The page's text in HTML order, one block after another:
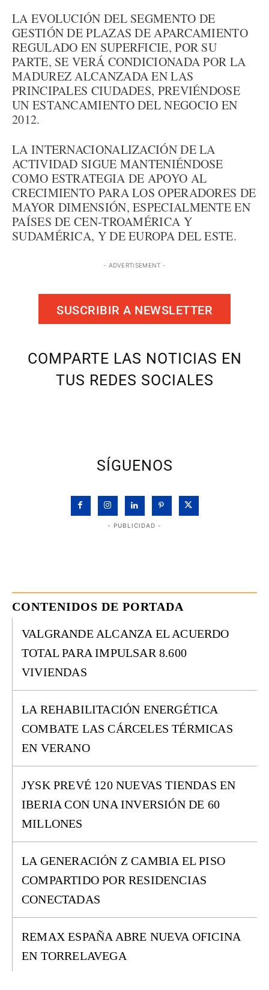
LA EVOLUCIÓN DEL SEGMENTO DE
GESTIÓN DE PLAZAS DE APARCAMIENTO
REGULADO EN SUPERFICIE, POR SU
PARTE, SE VERÁ CONDICIONADA POR LA
MADUREZ ALCANZADA EN LAS
PRINCIPALES CIUDADES, PREVIÉNDOSE
UN ESTANCAMIENTO DEL NEGOCIO EN
2012.
LA INTERNACIONALIZACIÓN DE LA
ACTIVIDAD SIGUE MANTENIÉNDOSE
COMO ESTRATEGIA DE APOYO AL
CRECIMIENTO PARA LOS OPERADORES DE
MAYOR DIMENSIÓN, ESPECIALMENTE EN
PAÍSES DE CEN-TROAMÉRICA Y
SUDAMÉRICA, Y DE EUROPA DEL ESTE.
- ADVERTISEMENT -
SUSCRIBIR A NEWSLETTER
COMPARTE LAS NOTICIAS EN
TUS REDES SOCIALES
SÍGUENOS
- PUBLICIDAD -
CONTENIDOS DE PORTADA
VALGRANDE ALCANZA EL ACUERDO
TOTAL PARA IMPULSAR 8.600
VIVIENDAS
LA REHABILITACIÓN ENERGÉTICA
COMBATE LAS CÁRCELES TÉRMICAS
EN VERANO
JYSK PREVÉ 120 NUEVAS TIENDAS EN
IBERIA CON UNA INVERSIÓN DE 60
MILLONES
LA GENERACIÓN Z CAMBIA EL PISO
COMPARTIDO POR RESIDENCIAS
CONECTADAS
REMAX ESPAÑA ABRE NUEVA OFICINA
EN TORRELAVEGA